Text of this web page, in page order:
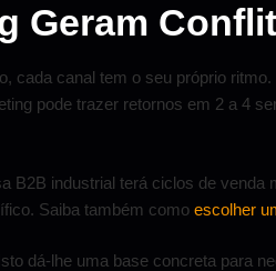
Geram
canal tem o seu próprio
pode trazer retornos em 2 a 4
B2B industrial terá ciclos de
Saiba também como escolher
dá-lhe uma base concreta para